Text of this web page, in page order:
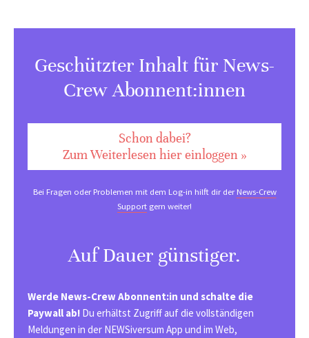
Geschützter Inhalt für News-
Crew Abonnent:innen
Schon dabei?
Zum Weiterlesen hier einloggen »
Bei Fragen oder Problemen mit dem Log-in hilft dir derNews-Crew
Support gern weiter!
Auf Dauer günstiger.
Werde News-Crew Abonnent:in und schalte die
Paywall ab! Du erhältst Zugriff auf die vollständigen
Meldungen in der NEWSiversum App und im Web,